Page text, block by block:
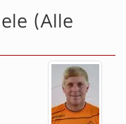
(Alle